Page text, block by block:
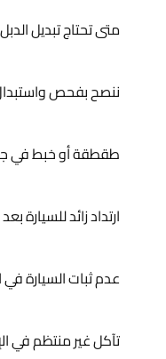
متى تحتاج تبديل
ننصح بفحص واستبدال
طقطقة أو خبط في
ارتداد زائد للسيارة
عدم ثبات السيارة
تآكل غير منتظم في